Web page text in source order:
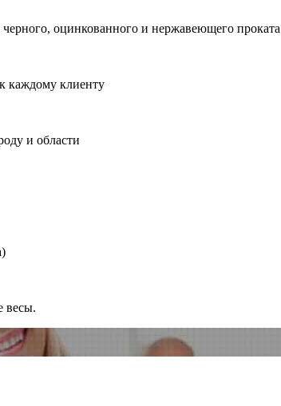
оцинкованного и нержавеющего проката
каждому клиенту
и области
весы.